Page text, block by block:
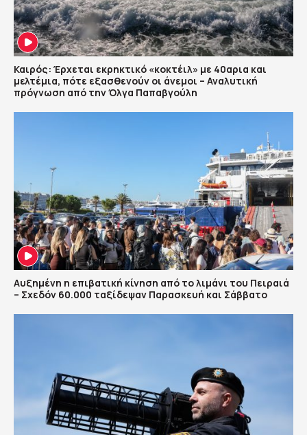
Καιρός: Έρχεται εκρηκτικό «κοκτέιλ» με 40αρια και
μελτέμια, πότε εξασθενούν οι άνεμοι – Αναλυτική
πρόγνωση από την Όλγα Παπαβγούλη
Αυξημένη η επιβατική κίνηση από το λιμάνι του Πειραιά
– Σχεδόν 60.000 ταξίδεψαν Παρασκευή και Σάββατο